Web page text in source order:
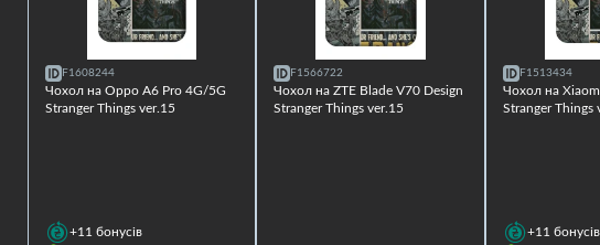
F1608244
Чохол на Oppo A6 Pro 4G/5G
Stranger Things ver.15
+11 бонусів
F1566722
Чохол на ZTE Blade V70 Design
Stranger Things ver.15
F1513434
Чохол на
Stranger Things
+11 бонусів